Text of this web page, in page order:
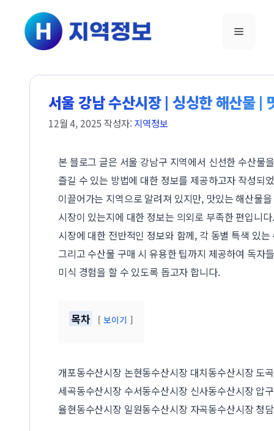
건너뛰기
메뉴
서울 강남 수산시장 | 싱싱한 해산물 |
12월 4, 2025 작성자: 지역정보
본 블로그 글은 서울 강남구 지역에서 신선한 수산물
즐길 수 있는 방법에 대한 정보를 제공하고자 작성되
이끌어가는 지역으로 알려져 있지만, 맛있는 해산물
시장이 있는지에 대한 정보는 의외로 부족한 편입니
시장에 대한 전반적인 정보와 함께, 각 동별 특색 있
그리고 수산물 구매 시 유용한 팁까지 제공하여 독자
미식 경험을 할 수 있도록 돕고자 합니다.
목차 보이기
개포동수산시장 논현동수산시장 대치동수산시장 도
세곡동수산시장 수서동수산시장 신사동수산시장 압
율현동수산시장 일원동수산시장 자곡동수산시장 청